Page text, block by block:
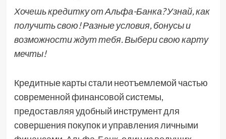
Хочешь кредитку от Альфа-Банка? Узнай, как
получить свою! Разные условия, бонусы и
возможности ждут тебя. Выбери свою карту
мечты!
Кредитные карты стали неотъемлемой частью
современной финансовой системы,
предоставляя удобный инструмент для
совершения покупок и управления личными